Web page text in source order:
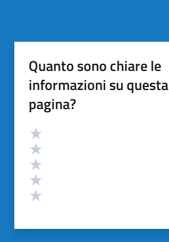
Quanto sono chiare le
informazioni su questa
pagina?
Valutazione